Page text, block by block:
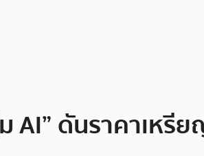
AI” ดันราคาเห